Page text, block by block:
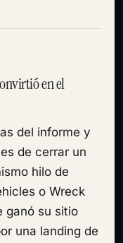
en el
del informe y
de cerrar un
hilo de
o Wreck
ganó su sitio
una landing de